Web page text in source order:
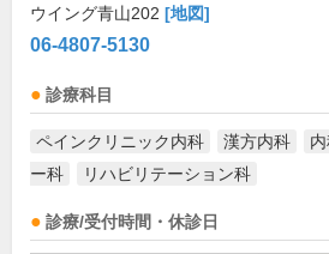
ウイング青山202 [地図]
06-4807-5130
診療科目
ペインクリニック内科 漢方内科
ー科
リハビリテーション科
診療/受付時間・休診日